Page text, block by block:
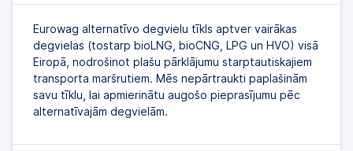
Eurowag alternatīvo degvielu tīkls aptver vairākas
degvielas (tostarp bioLNG, bioCNG, LPG un HVO) visā
Eiropā, nodrošinot plašu pārklājumu starptautiskajiem
transporta maršrutiem. Mēs nepārtraukti paplašinām
savu tīklu, lai apmierinātu augošo pieprasījumu pēc
alternatīvajām degvielām.